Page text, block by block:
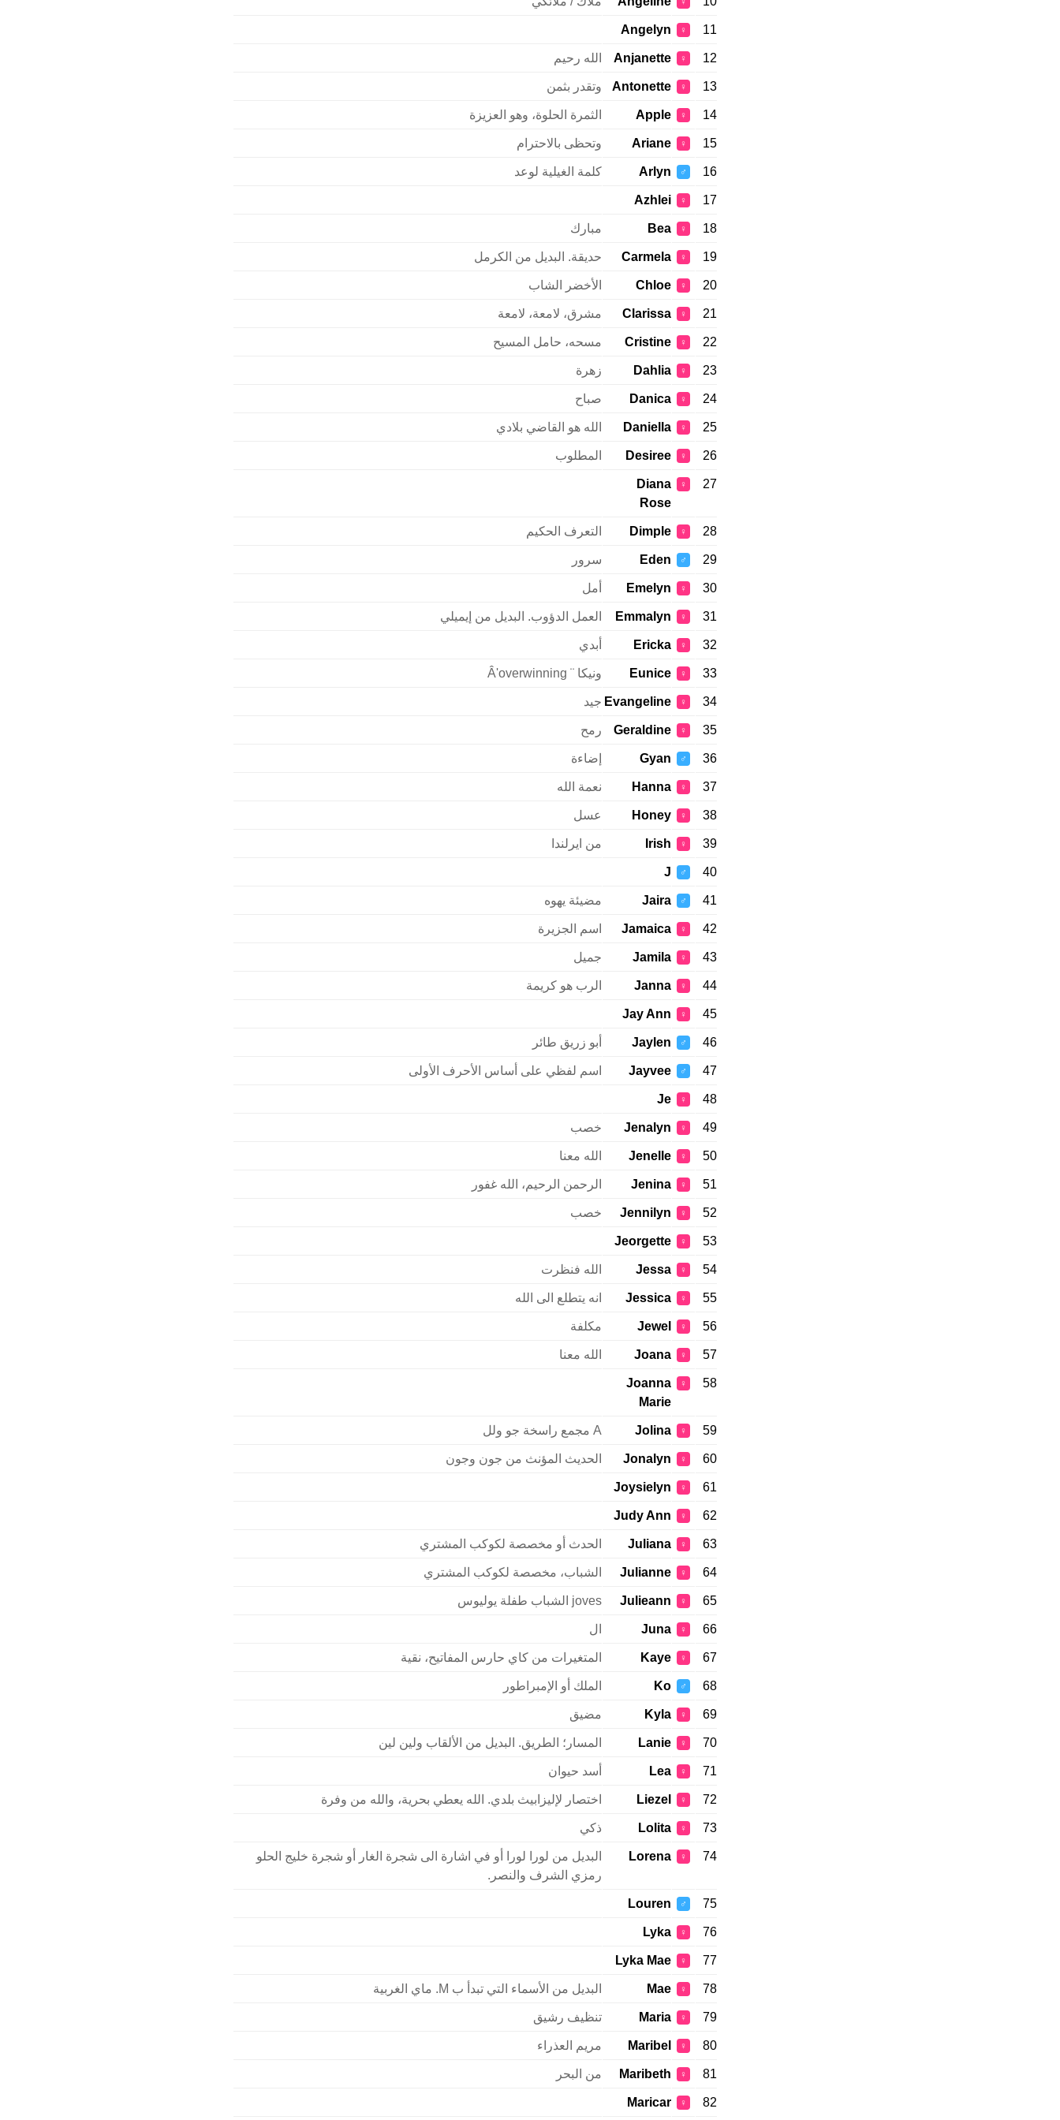
11
♀
Angelyn
12
♀
Anjanette الله رحيم
13
♀
Antonette وتقدر بثمن
14
♀
Apple الثمرة الحلوة، وهو العزيزة
15
♀
Ariane وتحظى بالاحترام
16
♂
Arlyn كلمة الغيلية لوعد
17
♀
Azhlei
18
♀
Bea مبارك
19
♀
Carmela حديقة. البديل من الكرمل
20
♀
Chloe الأخضر الشاب
21
♀
Clarissa مشرق، لامعة، لامعة
22
♀
Cristine مسحه، حامل المسيح
23
♀
Dahlia زهرة
24
♀
Danica صباح
25
♀
Daniella الله هو القاضي بلادي
26
♀
Desiree المطلوب
27
♀
Diana
Rose
28
♀
Dimple التعرف الحكيم
29
♂
Eden سرور
30
♀
Emelyn أمل
31
♀
Emmalyn العمل الدؤوب. البديل من إيميلي
32
♀
Ericka أبدي
33
♀
Eunice ونيكا ¨ Â'overwinning
34
♀
Evangeline جيد
35
♀
Geraldine رمح
36
♂
Gyan إضاءة
37
♀
Hanna نعمة الله
38
♀
Honey عسل
39
♀
Irish من ايرلندا
40
♂
J
41
♂
Jaira مضيئة يهوه
42
♀
Jamaica اسم الجزيرة
43
♀
Jamila جميل
44
♀
Janna الرب هو كريمة
45
♀
Jay Ann
46
♂
Jaylen أبو زريق طائر
47
♂
Jayvee اسم لفظي على أساس الأحرف الأولى
48
♀
Je
49
♀
Jenalyn خصب
50
♀
Jenelle الله معنا
51
♀
Jenina الرحمن الرحيم، الله غفور
52
♀
Jennilyn خصب
53
♀
Jeorgette
54
♀
Jessa الله فنظرت
55
♀
Jessica انه يتطلع الى الله
56
♀
Jewel مكلفة
57
♀
Joana الله معنا
58
♀
Joanna
Marie
59
♀
Jolina A مجمع راسخة جو ولل
60
♀
Jonalyn الحديث المؤنث من جون وجون
61
♀
Joysielyn
62
♀
Judy Ann
63
♀
Juliana الحدث أو مخصصة لكوكب المشتري
64
♀
Julianne الشباب، مخصصة لكوكب المشتري
65
♀
Julieann joves الشباب طفلة يوليوس
66
♀
Juna ال
67
♀
Kaye المتغيرات من كاي حارس المفاتيح، نقية
68
♂
Ko الملك أو الإمبراطور
69
♀
Kyla مضيق
70
♀
Lanie المسار؛ الطريق. البديل من الألقاب ولين لين
71
♀
Lea أسد حيوان
72
♀
Liezel اختصار لإليزابيث بلدي. الله يعطي بحرية، والله من وفرة
73
♀
Lolita ذكي
74
♀
Lorena
البديل من لورا لورا أو في اشارة الى شجرة الغار أو شجرة خليج الحلو
رمزي الشرف والنصر.
75
♂
Louren
76
♀
Lyka
77
♀
Lyka Mae
78
♀
Mae البديل من الأسماء التي تبدأ ب M. ماي الغربية
79
♀
Maria تنظيف رشيق
80
♀
Maribel مريم العذراء
81
♀
Maribeth من البحر
82
♀
Maricar